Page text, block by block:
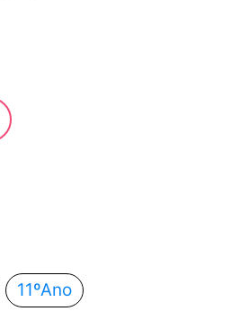
11ºAno